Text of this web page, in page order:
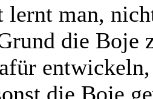
man,
die Boje
die Boje